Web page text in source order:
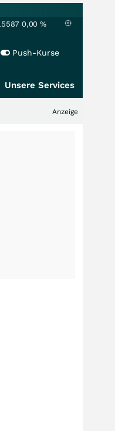
0,00 %
Push-Kurse
Unsere Services
Anzeige